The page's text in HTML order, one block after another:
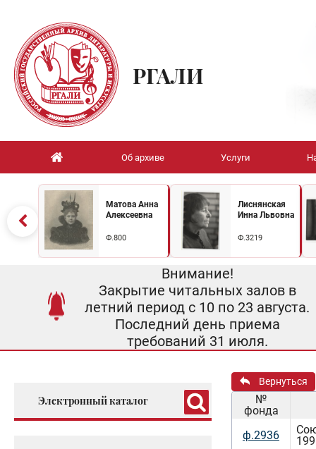
РГАЛИ
Об архиве Услуги
Матова Анна
Алексеевна
Ф.800
Лиснянская
Инна Львовна
Ф.3219
Внимание!
Закрытие читальных залов в
летний период с 10 по 23 августа.
Последний день приема
требований 31 июля.
Электронный каталог
Вернуться
№
фонда
ф.2936